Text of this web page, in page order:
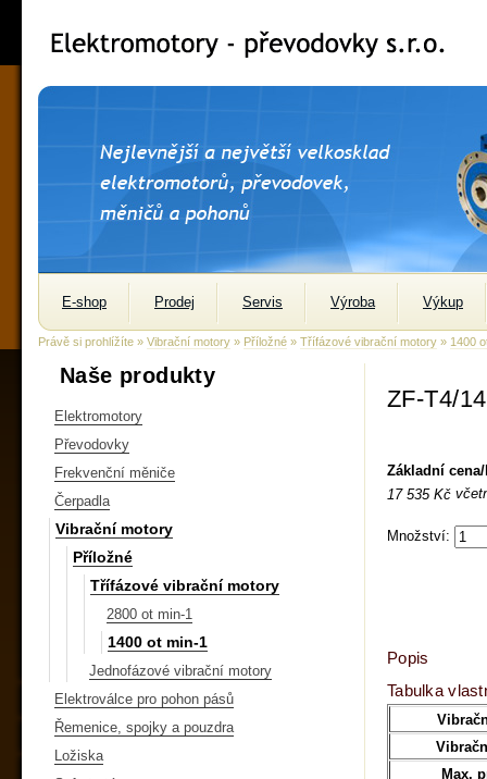
E-shop Prodej Servis Výroba Výkup
Právě si prohlížíte » Vibrační motory » Příložné » Třífázové vibrační motory » 1400
Naše produkty
Elektromotory
Převodovky
Frekvenční měniče
Čerpadla
Vibrační motory
Příložné
Třífázové vibrační motory
2800 ot min-1
1400 ot min-1
Jednofázové vibrační motory
Elektroválce pro pohon pásů
Řemenice, spojky a pouzdra
Ložiska
ZF-T4/
Základní
17 535 Kč
Množství:
Popis
Tabulka
Max.